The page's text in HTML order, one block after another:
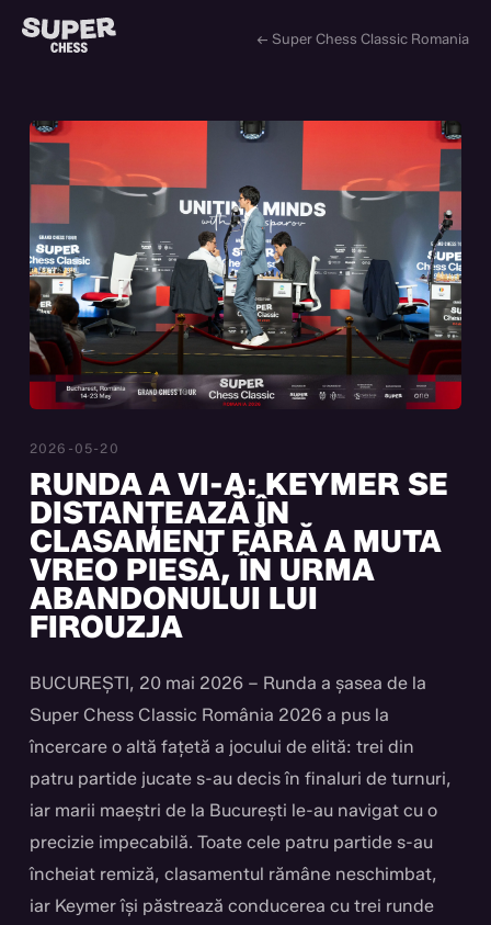
← Super Chess Classic Romania
2026-05-20
RUNDA A VI-A: KEYMER SE
DISTANȚEAZĂ ÎN
CLASAMENT FĂRĂ A MUTA
VREO PIESĂ, ÎN URMA
ABANDONULUI LUI
FIROUZJA
BUCUREȘTI, 20 mai 2026 – Runda a șasea de la
Super Chess Classic România 2026 a pus la
încercare o altă fațetă a jocului de elită: trei din
patru partide jucate s-au decis în finaluri de turnuri,
iar marii maeștri de la București le-au navigat cu o
precizie impecabilă. Toate cele patru partide s-au
încheiat remiză, clasamentul rămâne neschimbat,
iar Keymer își păstrează conducerea cu trei runde